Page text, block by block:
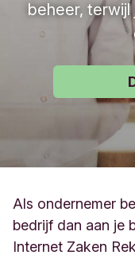
beheer,
Als ondernemer
bedrijf dan aan je
Internet Zaken